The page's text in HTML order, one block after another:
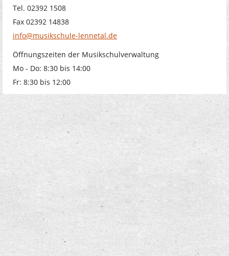
Tel. 02392 1508
Fax 02392 14838
info@musikschule-lennetal.de
Öffnungszeiten der Musikschulverwaltung
Mo - Do: 8:30 bis 14:00
Fr: 8:30 bis 12:00